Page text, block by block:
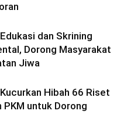
dan Skrining
Dorong Masyarakat
Jiwa
Hibah 66 Riset
PKM untuk Dorong